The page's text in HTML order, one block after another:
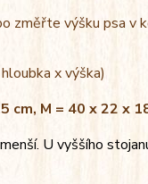
změřte výšku psa v
x výška)
cm, M = 40 x 22 x
U vyššího